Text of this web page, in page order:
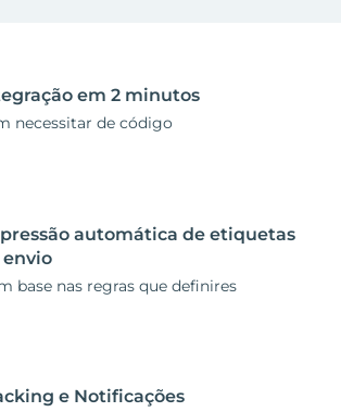
em 2 minutos
necessitar de código
automática de etiquetas
envio
base nas regras que definires
e Notificações